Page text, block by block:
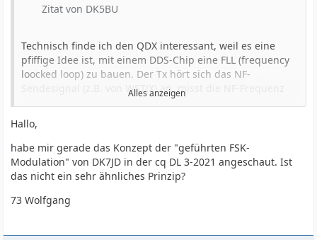
Zitat von DK5BU
Technisch finde ich den QDX interessant, weil es eine
pfiffige Idee ist, mit einem DDS-Chip eine FLL (frequency
loocked loop) zu bauen. Der Tx hört sich das NF-
Sendesignal (z.B. von WSTJX) an, misst die NF-Frequenz
und addiert diesen Offset zur Ausgangs-HF-Grund-
Frequenz dazu.
Einfacher geht es wohl nicht. Hach, ich liebe solche gut
funktionierenden Minimal-Lösungen
Ralf
Alles anzeigen
Hallo,
habe mir gerade das Konzept der "geführten FSK-
Modulation" von DK7JD in der cq DL 3-2021 angeschaut. Ist
das nicht ein sehr ähnliches Prinzip?
73 Wolfgang